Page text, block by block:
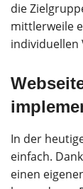
die
mittlerweile
individuellen
In der
einfach.
einen